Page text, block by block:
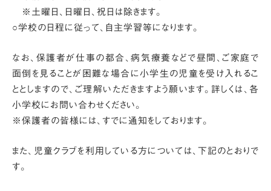
※土曜日、日曜日、祝日は除きます。
○学校の日程に従って、自主学習等になります。
なお、保護者が仕事の都合、病気療養などで昼間、ご家庭で
面倒を見ることが困難な場合に小学生の児童を受け入れるこ
ととしますので、ご理解いただきますよう願います。詳しくは、各
小学校にお問い合わせください。
※保護者の皆様には、すでに通知をしております。
また、児童クラブを利用している方については、下記のとおりで
す。